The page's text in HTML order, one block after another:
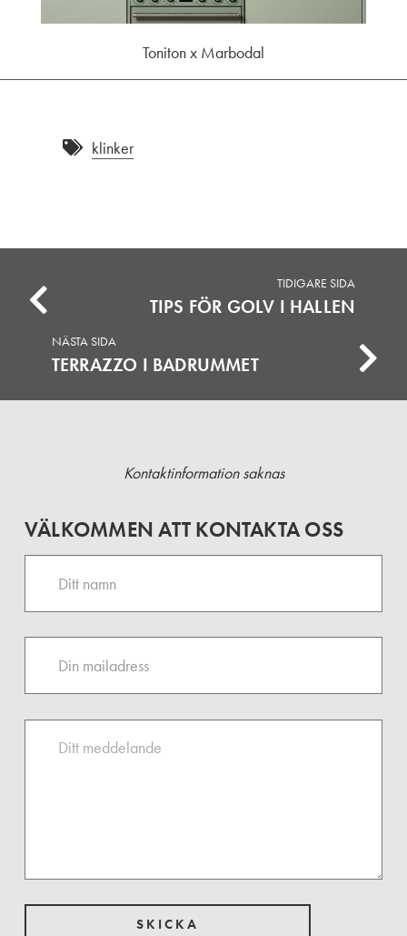
Toniton x Marbodal
klinker
TIDIGARE SIDA
TIPS FÖR GOLV I HALLEN
NÄSTA SIDA
TERRAZZO I BADRUMMET
Kontaktinformation saknas
VÄLKOMMEN ATT KONTAKTA OSS